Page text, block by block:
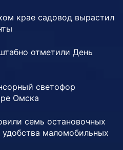
крае садовод вырастил
отметили День
светофор
Омска
семь остановочных
маломобильных